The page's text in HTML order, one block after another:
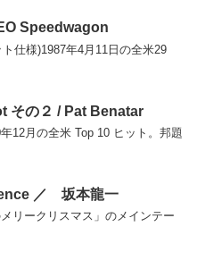
Speedwagon
仕様)1987年4月11日の全米29
その２ / Pat Benatar
12月の全米 Top 10 ヒット。邦題
Merry Christmas Mr. Lawrence ／ 坂本龍一
リークリスマス」のメインテー